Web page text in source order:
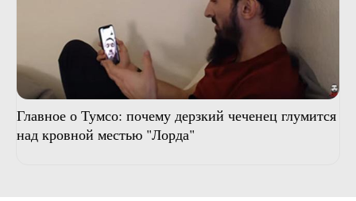
Главное о Тумсо: почему дерзкий чеченец глумится
над кровной местью "Лорда"